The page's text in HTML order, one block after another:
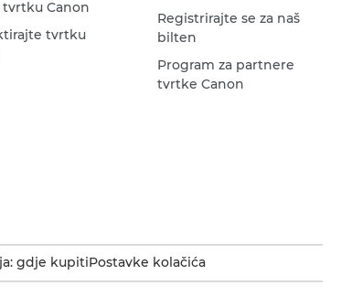
tvrtku Canon
tvrtku
Registrirajte se za naš
bilten
Program za partnere
tvrtke Canon
gdje kupitiPostavke kolačića